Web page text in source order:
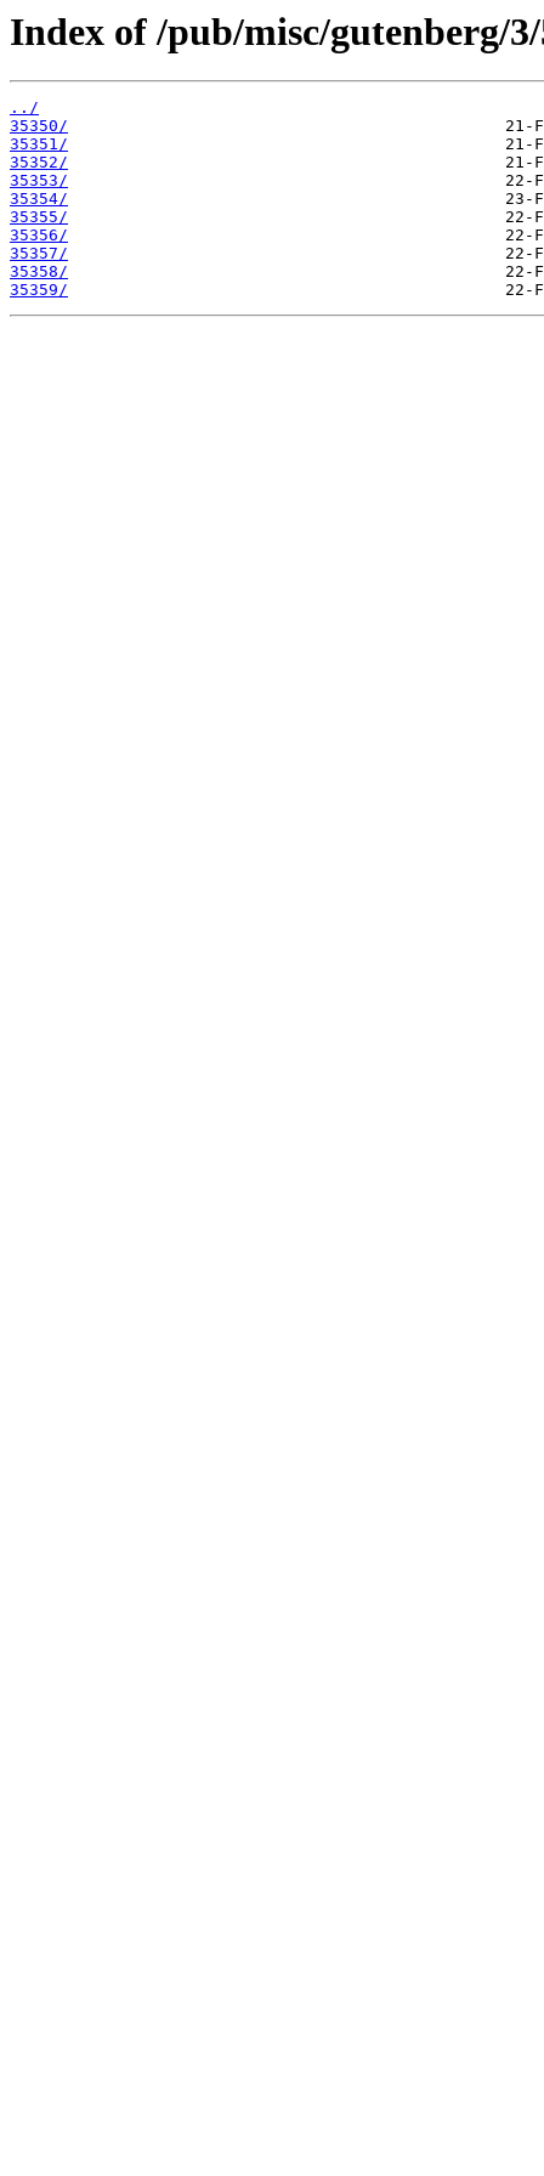
Index of /pub/misc/gutenberg/
../
35350/
35351/
35352/
35353/
35354/
35355/
35356/
35357/
35358/
35359/